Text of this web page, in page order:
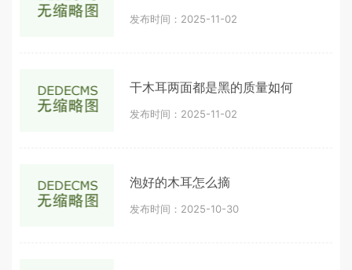
发布时间：2025-11-02
干木耳两面都是黑的质量如何
发布时间：2025-11-02
泡好的木耳怎么摘
发布时间：2025-10-30